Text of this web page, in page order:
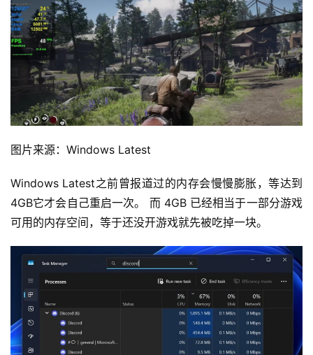
图片来源：Windows Latest
Windows Latest之前曾报道过的内存会慢慢膨胀，等达到
4GB它才会自己重启一次。 而 4GB 已经相当于一部分游戏
可用的内存空间，等于还没开游戏就先被吃掉一块。